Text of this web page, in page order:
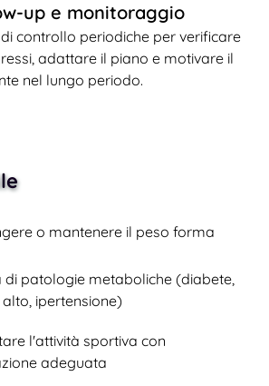
up e monitoraggio
controllo periodiche per verificare
adattare il piano e motivare il
nel lungo periodo.
o mantenere il peso forma
di patologie metaboliche (diabete,
ipertensione)
l'attività sportiva con
adeguata